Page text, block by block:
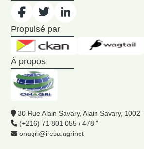
Propulsé par
À propos
30 Rue Alain Savary, Alain Savary, 1002
(+216) 71 801 055 / 478 "
onagri@iresa.agrinet